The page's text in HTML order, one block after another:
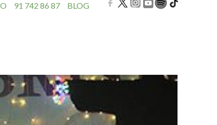
91 742 86 87 BLOG